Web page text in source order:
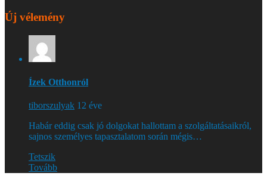
Új vélemény
Ízek Otthonról
tiborszulyak 12 éve
Habár eddig csak jó dolgokat hallottam a szolgáltatásaikról,
sajnos személyes tapasztalatom során mégis…
Tetszik
Tovább